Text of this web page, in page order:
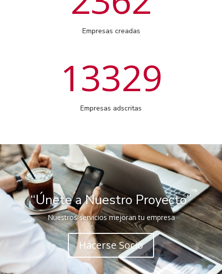
Empresas creadas
13329
Empresas adscritas
“Únete a Nuestro Proyecto”
Nuestros servicios mejoran tu empresa
Hacerse Socio